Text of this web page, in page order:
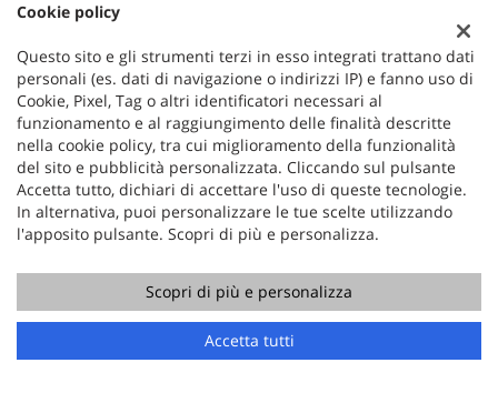
Ho letto e accetto
marketing
Invia la tua richiesta
RICHIEDI TEST DRIVE
Vuoi saperne di più? Scrivici!
I campi contrassegnati con * sono obbligatori.
Servizio clienti
+39 049 597 4422
Contatta un consulente
Cookie policy
Questo sito e gli strumenti terzi in esso integrati trattano dati
personali (es. dati di navigazione o indirizzi IP) e fanno uso di
Cookie, Pixel, Tag o altri identificatori necessari al
funzionamento e al raggiungimento delle finalità descritte
nella cookie policy, tra cui miglioramento della funzionalità
del sito e pubblicità personalizzata. Cliccando sul pulsante
Accetta tutto, dichiari di accettare l'uso di queste tecnologie.
In alternativa, puoi personalizzare le tue scelte utilizzando
l'apposito pulsante. Scopri di più e personalizza.
Scopri di più e personalizza
Accetta tutti